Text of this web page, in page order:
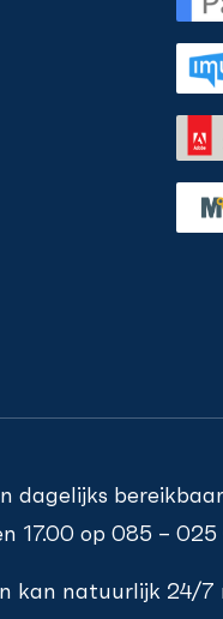
dagelijks
17.00 op 085 –
kan natuurlijk 24/7